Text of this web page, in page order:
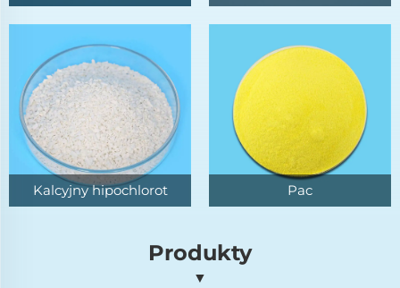
Kalcyjny hipochlorot Pac
Produkty
▼